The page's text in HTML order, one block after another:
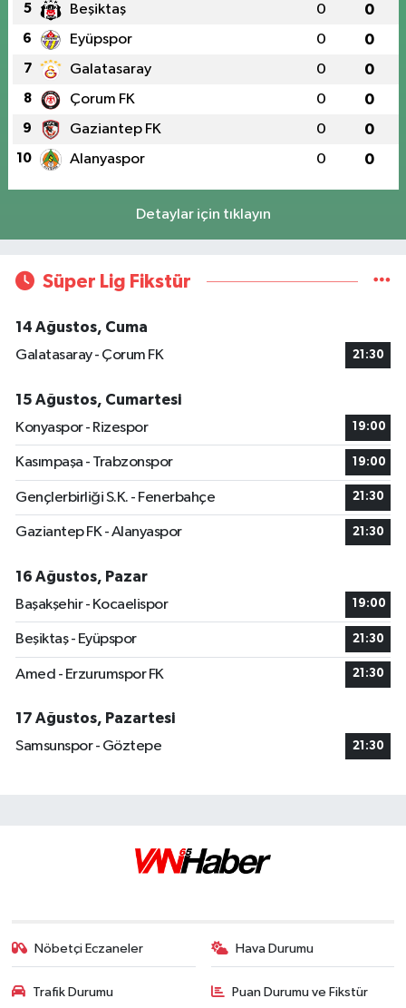
5 Beşiktaş 0 0
6 Eyüpspor 0 0
7 Galatasaray 0 0
8 Çorum FK 0 0
9 Gaziantep FK 0 0
10 Alanyaspor 0 0
Detaylar için tıklayın
Süper Lig Fikstür
14 Ağustos, Cuma
Galatasaray - Çorum FK
21:30
15 Ağustos, Cumartesi
Konyaspor - Rizespor
19:00
Kasımpaşa - Trabzonspor 19:00
Gençlerbirliği S.K. - Fenerbahçe 21:30
Gaziantep FK - Alanyaspor 21:30
16 Ağustos, Pazar
Başakşehir - Kocaelispor
19:00
Beşiktaş - Eyüpspor 21:30
Amed - Erzurumspor FK 21:30
17 Ağustos, Pazartesi
Samsunspor - Göztepe
21:30
Nöbetçi Eczaneler Hava Durumu
Trafik Durumu Puan Durumu ve Fikstür